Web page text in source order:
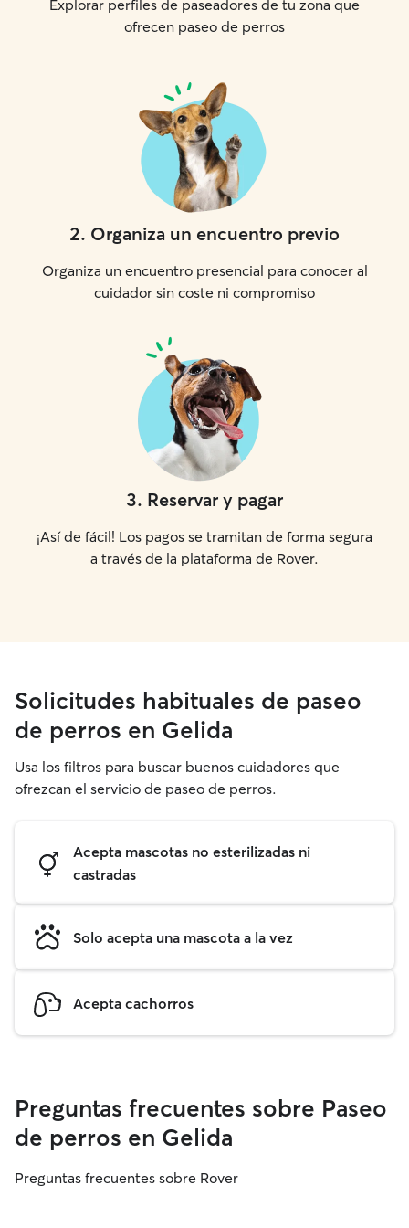
Explorar perfiles de paseadores de tu zona que
ofrecen paseo de perros
2. Organiza un encuentro previo
Organiza un encuentro presencial para conocer al
cuidador sin coste ni compromiso
3. Reservar y pagar
¡Así de fácil! Los pagos se tramitan de forma segura
a través de la plataforma de Rover.
Solicitudes habituales de paseo
de perros en Gelida
Usa los filtros para buscar buenos cuidadores que
ofrezcan el servicio de paseo de perros.
Acepta mascotas no esterilizadas ni
castradas
Solo acepta una mascota a la vez
Acepta cachorros
Preguntas frecuentes sobre Paseo
de perros en Gelida
Preguntas frecuentes sobre Rover